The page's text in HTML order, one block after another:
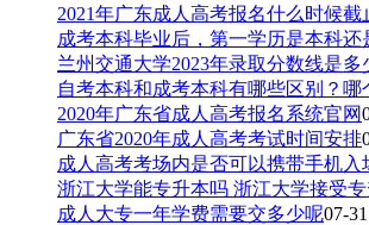
2021年广东成人高考报名什么时候截
成考本科毕业后，第一学历是本科还
兰州交通大学2023年录取分数线是
自考本科和成考本科有哪些区别？哪
2020年广东省成人高考报名系统官网
广东省2020年成人高考考试时间安排
成人高考考场内是否可以携带手机入
浙江大学能专升本吗 浙江大学接受
成人大专一年学费需要交多少呢07-31